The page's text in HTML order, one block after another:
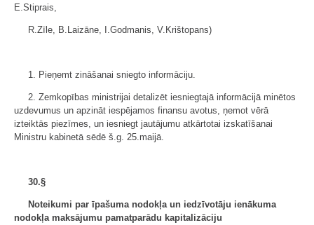
E.Stiprais,
R.Zīle, B.Laizāne, I.Godmanis, V.Krištopans)
1. Pieņemt zināšanai sniegto informāciju.
2. Zemkopības ministrijai detalizēt iesniegtajā informācijā minētos
uzdevumus un apzināt iespējamos finansu avotus, ņemot vērā
izteiktās piezīmes, un iesniegt jautājumu atkārtotai izskatīšanai
Ministru kabinetā sēdē š.g. 25.maijā.
30.§
Noteikumi par īpašuma nodokļa un iedzīvotāju ienākuma
nodokļa maksājumu pamatparādu kapitalizāciju